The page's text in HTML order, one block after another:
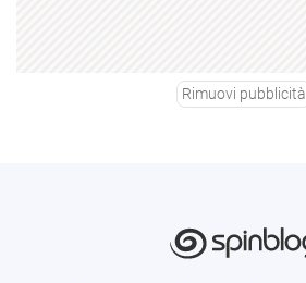
Rimuovi pubblicità